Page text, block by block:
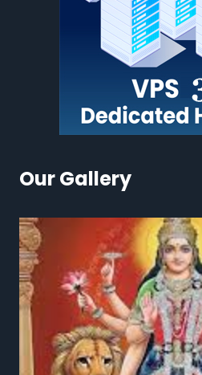
Our Gallery